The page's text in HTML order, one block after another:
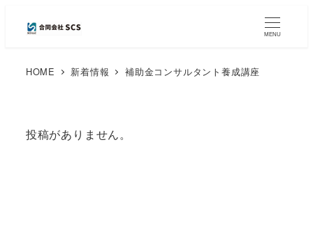
MENU
HOME 新着情報 補助金コンサルタント養成講座
投稿がありません。